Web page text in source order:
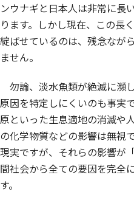
ンウナギと日本人は非常に長
ります。しかし現在、この長
綻ばせているのは、残念なが
ません。
勿論、淡水魚類が絶滅に瀕
原因を特定しにくいのも事実
原といった生息適地の消滅や
の化学物質などの影響は無視
現実ですが、それらの影響が
間社会から全ての要因を完全
す。